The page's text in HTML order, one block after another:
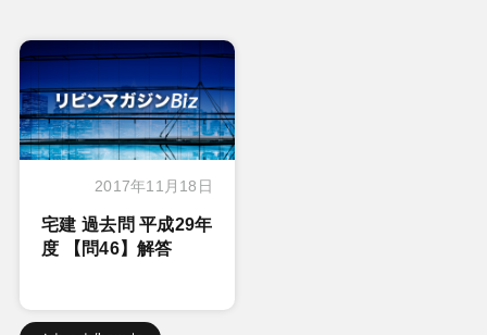
2017年11月18日
宅建 過去問 平成29年
度 【問46】解答